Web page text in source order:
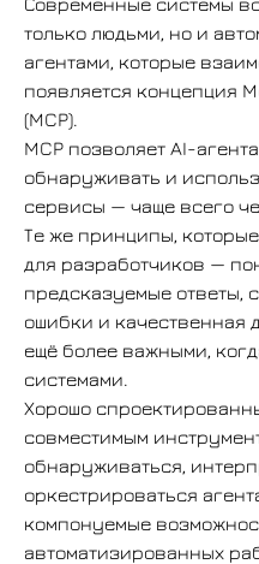
только людьми, но и
агентами, которые
появляется концепция
(MCP).
MCP позволяет AI-
обнаруживать и
сервисы — чаще всего
Те же принципы,
для разработчиков —
предсказуемые ответы,
ошибки и качественная
ещё более важными,
системами.
Хорошо
совместимым
обнаруживаться,
оркестрироваться
компонуемые
автоматизированных